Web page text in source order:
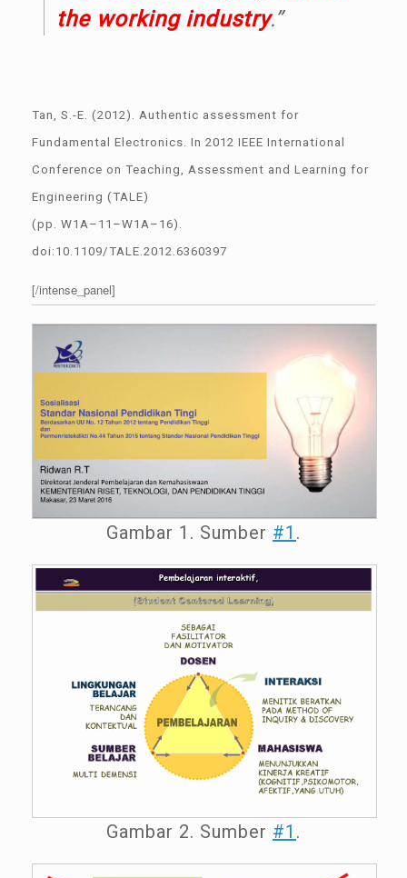
the working industry.”
Tan, S.-E. (2012). Authentic assessment for
Fundamental Electronics. In 2012 IEEE International
Conference on Teaching, Assessment and Learning for
Engineering (TALE)
(pp. W1A–11–W1A–16).
doi:10.1109/TALE.2012.6360397
[/intense_panel]
Gambar 1. Sumber #1 .
Gambar 2. Sumber #1 .